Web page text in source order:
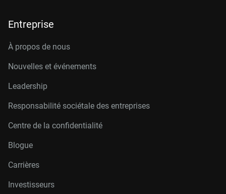
Entreprise
À propos de nous
Nouvelles et événements
Leadership
Responsabilité sociétale des entreprises
Centre de la confidentialité
Blogue
Carrières
Investisseurs